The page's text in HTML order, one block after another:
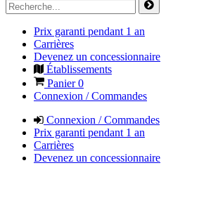
Prix garanti pendant 1 an
Carrières
Devenez un concessionnaire
Établissements
Panier0
Connexion / Commandes
Connexion / Commandes
Prix garanti pendant 1 an
Carrières
Devenez un concessionnaire